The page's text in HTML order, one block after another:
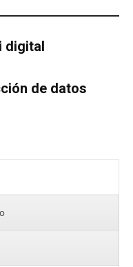
digital
de datos